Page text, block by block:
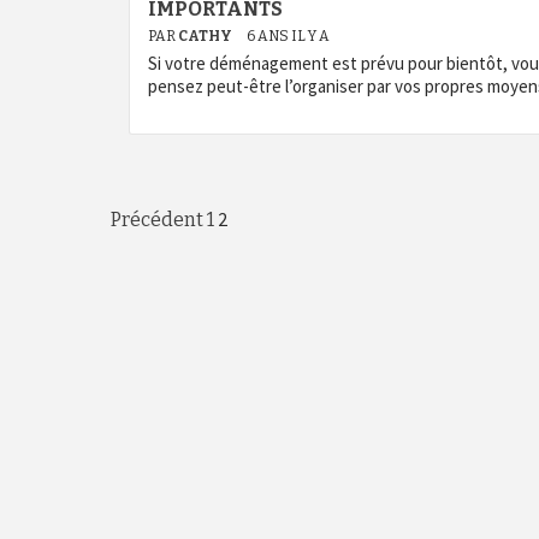
IMPORTANTS
PAR CATHY 6 ANS IL Y A
Si votre déménagement est prévu pour bientôt,
pensez peut-être l’organiser par vos propres
Pagination
Précédent1 2